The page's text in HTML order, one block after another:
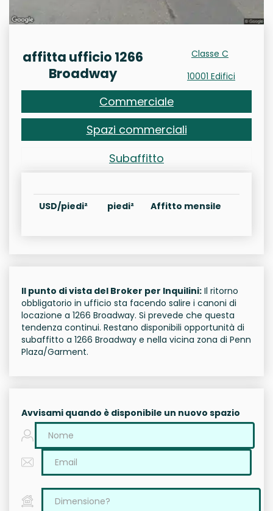
affitta ufficio 1266
Broadway
Classe C
10001 Edifici
Commerciale
Spazi commerciali
Subaffitto
USD/piedi² piedi² Affitto mensile
Il punto di vista del Broker per Inquilini: Il ritorno
obbligatorio in ufficio sta facendo salire i canoni di
locazione a 1266 Broadway. Si prevede che questa
tendenza continui. Restano disponibili opportunità di
subaffitto a 1266 Broadway e nella vicina zona di Penn
Plaza/Garment.
Avvisami quando è disponibile un nuovo spazio